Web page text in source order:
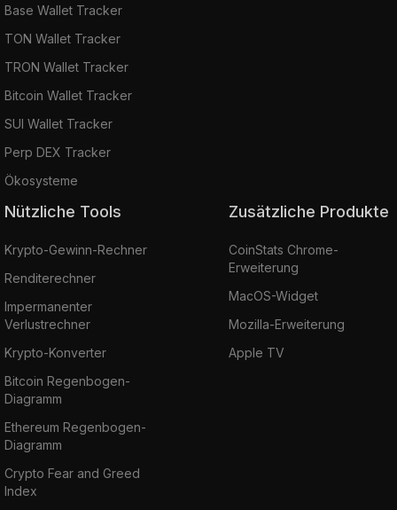
Base Wallet Tracker
TON Wallet Tracker
TRON Wallet Tracker
Bitcoin Wallet Tracker
SUI Wallet Tracker
Perp DEX Tracker
Ökosysteme
Nützliche Tools
Krypto-Gewinn-Rechner
Renditerechner
Impermanenter
Verlustrechner
Krypto-Konverter
Bitcoin Regenbogen-
Diagramm
Ethereum Regenbogen-
Diagramm
Crypto Fear and Greed
Index
Zusätzliche Produkte
CoinStats Chrome-
Erweiterung
MacOS-Widget
Mozilla-Erweiterung
Apple TV